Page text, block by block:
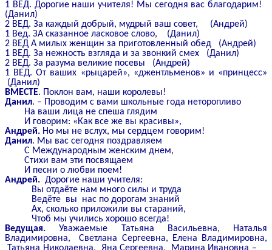
1 ВЕД. Дорогие наши учителя! Мы сегодня вас благодарим!
(Данил)
2 ВЕД. За каждый добрый, мудрый ваш совет, (Андрей)
1 Вед. ЗА сказанное ласковое слово, (Данил)
2 ВЕД А милых женщин за приготовленный обед (Андрей)
1 ВЕД. За нежность взгляда и за звонкий смех (Данил)
2 ВЕД. За разума великие посевы (Андрей)
1 ВЕД. От ваших «рыцарей», «джентльменов» и «принцесс»
(Данил)
ВМЕСТЕ. Поклон вам, наши королевы!
Данил. – Проводим с вами школьные года неторопливо
На ваши лица не спеша глядим
И говорим: «Как все же вы красивы»,
Андрей. Но мы не вслух, мы сердцем говорим!
Данил. Мы вас сегодня поздравляем
С Международным женским днем,
Стихи вам эти посвящаем
И песни о любви поем!
Андрей. Дорогие наши учителя:
Вы отдаёте нам много силы и труда
Ведёте вы нас по дорогам знаний
Ах, сколько приложили вы стараний,
Чтоб мы учились хорошо всегда!
Ведущая. Уважаемые Татьяна Васильевна, Наталья
Владимировна, Светлана Сергеевна, Елена Владимировна,